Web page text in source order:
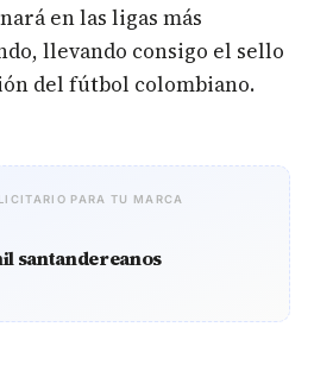
en las ligas más
llevando consigo el sello
del fútbol colombiano.
PARA TU MARCA
santandereanos